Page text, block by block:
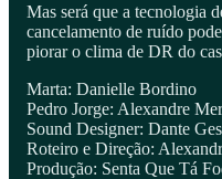
Mas será que a tecnologia
cancelamento de ruído
piorar o clima de DR do
Marta: Danielle Bordino
Pedro Jorge: Alexandre
Sound Designer: Dante
Roteiro e Direção:
Produção: Senta Que Tá